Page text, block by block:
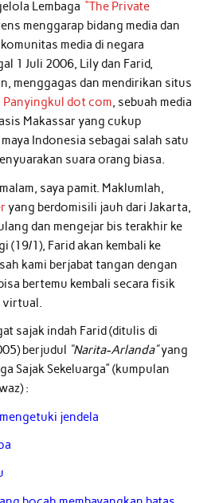
Lembaga “The Private
menggarap bidang media dan
media di negara
1 Juli 2006, Lily dan Farid,
menggagas dan mendirikan situs
Panyingkul dot com, sebuah media
Makassar yang cukup
Indonesia sebagai salah satu
suara orang biasa.
saya pamit. Maklumlah,
yang berdomisili jauh dari Jakarta,
dan mengejar bis terakhir ke
(19/1), Farid akan kembali ke
kami berjabat tangan dengan
bertemu kembali secara fisik
virtual.
sajak indah Farid (ditulis di
berjudul “Narita-Arlanda”yang
Sajak Sekeluarga” (kumpulan
:
jendela